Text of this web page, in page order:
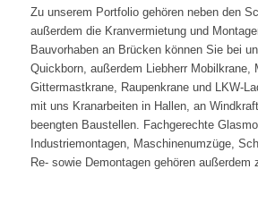
Zu unserem Portfolio gehören neben den
außerdem die Kranvermietung und
Bauvorhaben an Brücken können Sie bei
Quickborn, außerdem Liebherr Mobilkrane,
Gittermastkrane, Raupenkrane und LKW-
mit uns Kranarbeiten in Hallen, an
beengten Baustellen. Fachgerechte
Industriemontagen, Maschinenumzüge,
Re- sowie Demontagen gehören außerdem